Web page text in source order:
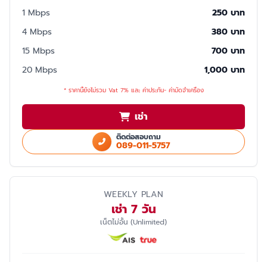
1 Mbps
250 บาท
4 Mbps
380 บาท
15 Mbps
700 บาท
20 Mbps
1,000 บาท
* ราคานี้ยังไม่รวม Vat 7% และ ค่าประกัน- ค่ามัดจำเครื่อง
เช่า
ติดต่อสอบถาม
089-011-5757
WEEKLY PLAN
เช่า 7 วัน
เน็ตไม่อั้น (Unlimited)